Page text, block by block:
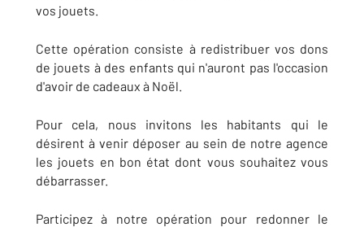
vos jouets.
Cette opération consiste à redistribuer vos dons
de jouets à des enfants qui n'auront pas l'occasion
d'avoir de cadeaux à Noël.
Pour cela, nous invitons les habitants qui le
désirent à venir déposer au sein de notre agence
les jouets en bon état dont vous souhaitez vous
débarrasser.
Participez à notre opération pour redonner le